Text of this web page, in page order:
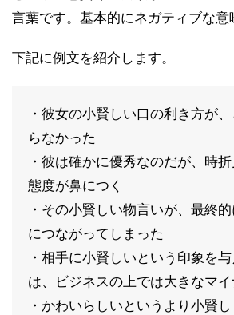
言葉です。基本的にネガティブな意
下記に例文を紹介します。
・彼女の小賢しい口の利き方が
らなかった
・彼は確かに優秀なのだが、時
態度が鼻につく
・その小賢しい物言いが、最終
につながってしまった
・相手に小賢しいという印象を
は、ビジネスの上では大きなマ
・かわいらしいというより小賢